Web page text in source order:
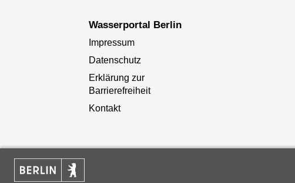
Wasserportal Berlin
Impressum
Datenschutz
Erklärung zur
Barrierefreiheit
Kontakt